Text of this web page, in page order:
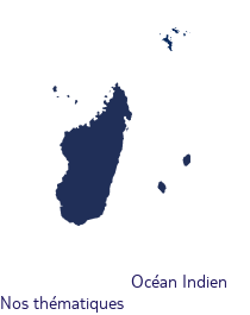
Océan Indien
Nos thématiques